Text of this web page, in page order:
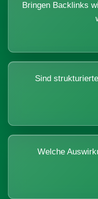
Bringen Backlinks
Sind
Welche